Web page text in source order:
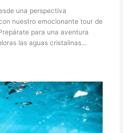
una perspectiva
nuestro emocionante tour de
para una aventura
las aguas cristalinas…